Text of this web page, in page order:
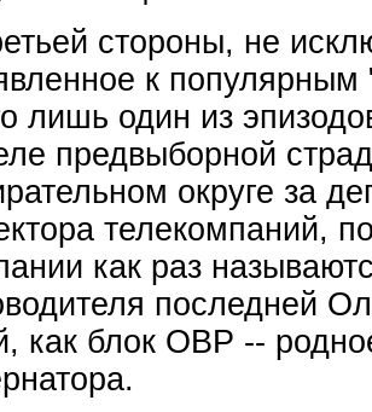
стороны, не
к
лишь один из
предвыборной
округе за
телекомпаний,
как раз
последней
как блок ОВР --